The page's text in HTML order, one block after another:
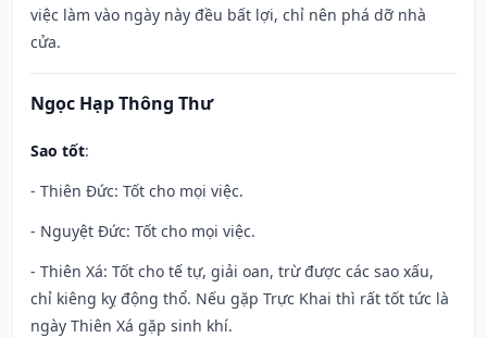
việc làm vào ngày này đều bất lợi, chỉ nên phá dỡ nhà
cửa.
Ngọc Hạp Thông Thư
Sao tốt:
- Thiên Đức: Tốt cho mọi việc.
- Nguyệt Đức: Tốt cho mọi việc.
- Thiên Xá: Tốt cho tế tự, giải oan, trừ được các sao xấu,
chỉ kiêng kỵ động thổ. Nếu gặp Trực Khai thì rất tốt tức là
ngày Thiên Xá gặp sinh khí.